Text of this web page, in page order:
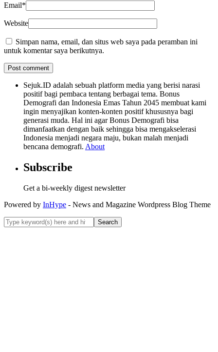
Email*
Website
Simpan nama, email, dan situs web saya pada peramban ini
untuk komentar saya berikutnya.
Sejuk.ID adalah sebuah platform media yang berisi narasi
positif bagi pembaca tentang berbagai tema. Bonus
Demografi dan Indonesia Emas Tahun 2045 membuat kami
ingin menyajikan konten-konten positif khususnya bagi
generasi muda. Hal ini agar Bonus Demografi bisa
dimanfaatkan dengan baik sehingga bisa mengakselerasi
Indonesia menjadi negara maju, bukan malah menjadi
bencana demografi. About
Subscribe
Get a bi-weekly digest newsletter
Powered by InHype - News and Magazine Wordpress Blog Theme